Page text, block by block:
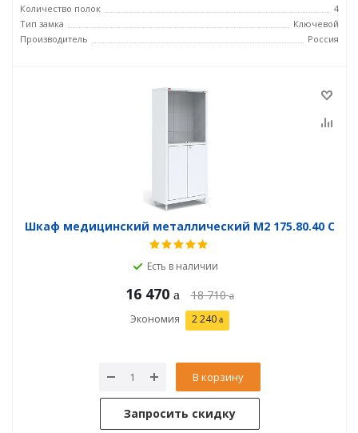
Количество полок
4
Тип замка
Ключевой
Производитель
Россия
Шкаф медицинский металлический М2 175.80.40 С
Есть в наличии
16 470 18 710
Экономия 2 240
В корзину
Запросить скидку